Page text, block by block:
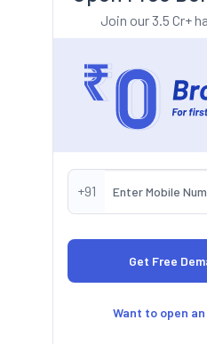
Join our 3.5 Cr+
+91
Want to open